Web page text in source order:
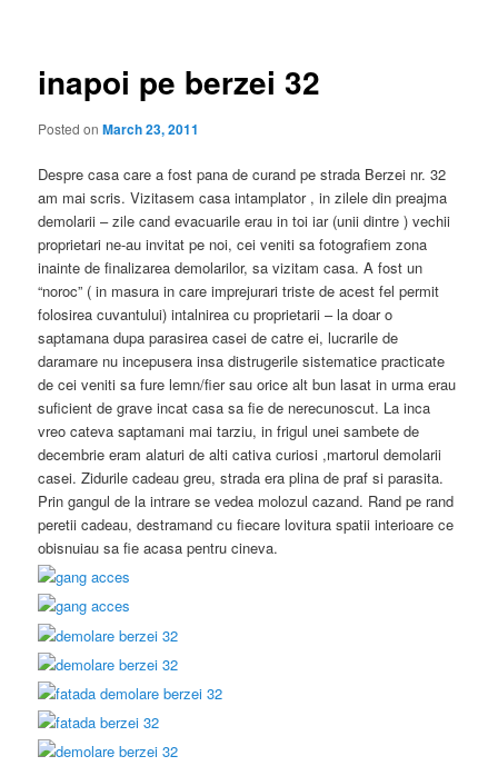
inapoi pe berzei 32
Posted onMarch 23, 2011
Despre casa care a fost pana de curand pe strada Berzei nr. 32
am mai scris. Vizitasem casa intamplator , in zilele din preajma
demolarii – zile cand evacuarile erau in toi iar (unii dintre ) vechii
proprietari ne-au invitat pe noi, cei veniti sa fotografiem zona
inainte de finalizarea demolarilor, sa vizitam casa. A fost un
“noroc” ( in masura in care imprejurari triste de acest fel permit
folosirea cuvantului) intalnirea cu proprietarii – la doar o
saptamana dupa parasirea casei de catre ei, lucrarile de
daramare nu incepusera insa distrugerile sistematice practicate
de cei veniti sa fure lemn/fier sau orice alt bun lasat in urma erau
suficient de grave incat casa sa fie de nerecunoscut. La inca
vreo cateva saptamani mai tarziu, in frigul unei sambete de
decembrie eram alaturi de alti cativa curiosi ,martorul demolarii
casei. Zidurile cadeau greu, strada era plina de praf si parasita.
Prin gangul de la intrare se vedea molozul cazand. Rand pe rand
peretii cadeau, destramand cu fiecare lovitura spatii interioare ce
obisnuiau sa fie acasa pentru cineva.